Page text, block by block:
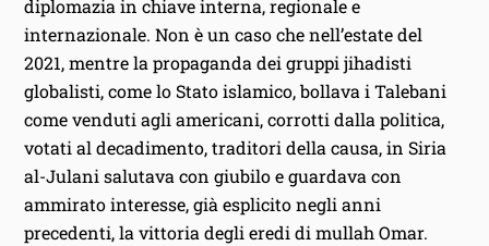
diplomazia in chiave interna, regionale e
internazionale. Non è un caso che nell’estate del
2021, mentre la propaganda dei gruppi jihadisti
globalisti, come lo Stato islamico, bollava i Talebani
come venduti agli americani, corrotti dalla politica,
votati al decadimento, traditori della causa, in Siria
al-Julani salutava con giubilo e guardava con
ammirato interesse, già esplicito negli anni
precedenti, la vittoria degli eredi di mullah Omar.